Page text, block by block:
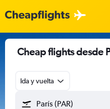
Cheap flights desde
Ida y vuelta
París (PAR)